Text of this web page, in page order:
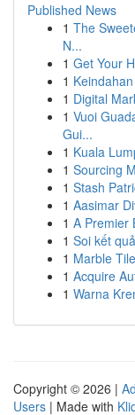
Published News
1 The
N...
1 Get Your
1
1 Digital
1 Vuoi
Gui...
1 Kuala
1 Sourcing
1 Stash
1 Aasimar
1 A Premier
1 Soi kết
1 Marble
1 Acquire
1 Warna
Copyright © 2026 |
Users | Made with